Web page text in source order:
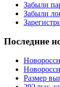
Забыли
Забыли
Последние
Размер